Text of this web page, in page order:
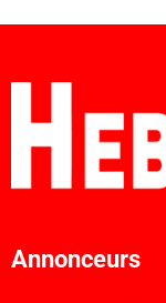
Annonceurs